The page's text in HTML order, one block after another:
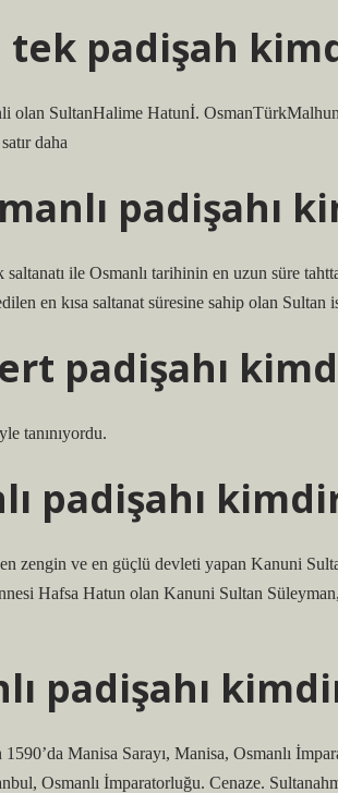
padişah
olan SultanHalime Hatunİ.
daha
padişahı
ile Osmanlı tarihinin en uzun süre
en kısa saltanat süresine sahip olan Sultan
padişahı
tanınıyordu.
padişahı
zengin ve en güçlü devleti yapan Kanuni
Hafsa Hatun olan Kanuni Sultan
padişahı
Osmanlı İmparatorluğu. Cenaze.